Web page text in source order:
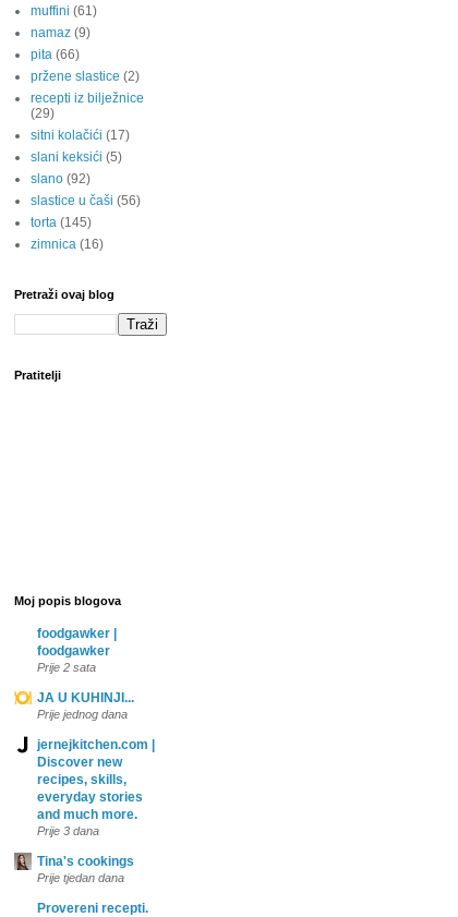
muffini (61)
namaz (9)
pita (66)
pržene slastice (2)
recepti iz bilježnice
(29)
sitni kolačići (17)
slani keksići (5)
slano (92)
slastice u čaši (56)
torta (145)
zimnica (16)
Pretraži ovaj blog
Pratitelji
Moj popis blogova
foodgawker |
foodgawker
Prije 2 sata
JA U KUHINJI...
Prije jednog dana
jernejkitchen.com |
Discover new
recipes, skills,
everyday stories
and much more.
Prije 3 dana
Tina's cookings
Prije tjedan dana
Provereni recepti.